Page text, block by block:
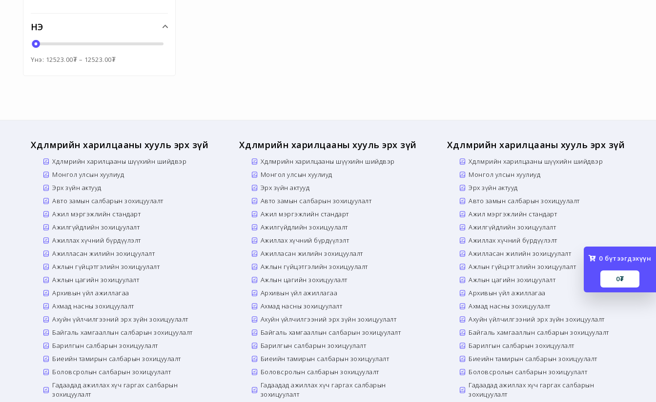
ҮНЭ
Үнэ: 12523.00₮ – 12523.00₮
Хөдөлмөрийн харилцааны хууль эрх зүй
Хөдөлмөрийн харилцааны шүүхийн шийдвэр
Монгол улсын хуулиуд
Эрх зүйн актууд
Авто замын салбарын зохицуулалт
Ажил мэргэжлийн стандарт
Ажилгүйдлийн зохицуулалт
Ажиллах хүчний бүрдүүлэлт
Ажилласан жилийн зохицуулалт
Ажлын гүйцэтгэлийн зохицуулалт
Ажлын цагийн зохицуулалт
Архивын үйл ажиллагаа
Ахмад насны зохицуулалт
Ахуйн үйлчилгээний эрх зүйн зохицуулалт
Байгаль хамгааллын салбарын зохицуулалт
Барилгын салбарын зохицуулалт
Биеийн тамирын салбарын зохицуулалт
Боловсролын салбарын зохицуулалт
Гадаадад ажиллах хүч гаргах салбарын
зохицуулалт
Хөдөлмөрийн харилцааны хууль эрх зүй
Хөдөлмөрийн харилцааны шүүхийн шийдвэр
Монгол улсын хуулиуд
Эрх зүйн актууд
Авто замын салбарын зохицуулалт
Ажил мэргэжлийн стандарт
Ажилгүйдлийн зохицуулалт
Ажиллах хүчний бүрдүүлэлт
Ажилласан жилийн зохицуулалт
Ажлын гүйцэтгэлийн зохицуулалт
Ажлын цагийн зохицуулалт
Архивын үйл ажиллагаа
Ахмад насны зохицуулалт
Ахуйн үйлчилгээний эрх зүйн зохицуулалт
Байгаль хамгааллын салбарын зохицуулалт
Барилгын салбарын зохицуулалт
Биеийн тамирын салбарын зохицуулалт
Боловсролын салбарын зохицуулалт
Гадаадад ажиллах хүч гаргах салбарын
зохицуулалт
Хөдөлмөрийн харилцааны хууль эрх зүй
Хөдөлмөрийн харилцааны шүүхийн шийдвэр
Монгол улсын хуулиуд
Эрх зүйн актууд
Авто замын салбарын зохицуулалт
Ажил мэргэжлийн стандарт
Ажилгүйдлийн зохицуулалт
Ажиллах хүчний бүрдүүлэлт
Ажилласан жилийн зохицуулалт
Ажлын гүйцэтгэлийн зохицуулалт
Ажлын цагийн зохицуулалт
Архивын үйл ажиллагаа
Ахмад насны зохицуулалт
Ахуйн үйлчилгээний эрх зүйн зохицуулалт
Байгаль хамгааллын салбарын зохицуулалт
Барилгын салбарын зохицуулалт
Биеийн тамирын салбарын зохицуулалт
Боловсролын салбарын зохицуулалт
Гадаадад ажиллах хүч гаргах салбарын
зохицуулалт
0 бүтээгдэхүүн
0₮